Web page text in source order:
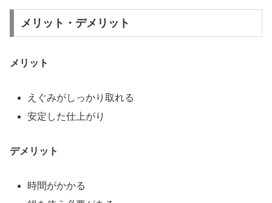
メリット・デメリット
メリット
えぐみがしっかり取れる
安定した仕上がり
デメリット
時間がかかる